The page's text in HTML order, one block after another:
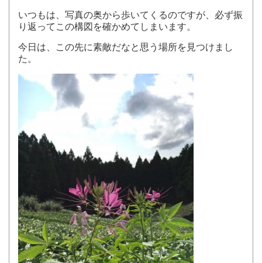
いつもは、写真の奥から歩いてくるのですが、必ず振
り返ってこの構図を確かめてしまいます。
今日は、この先に素敵だなと思う場所を見つけまし
た。